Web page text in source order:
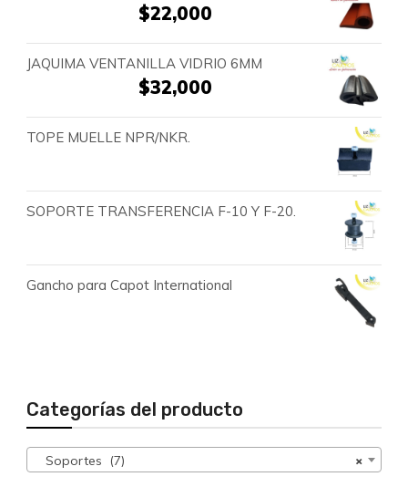
$22,000
JAQUIMA VENTANILLA VIDRIO 6MM
$32,000
TOPE MUELLE NPR/NKR.
SOPORTE TRANSFERENCIA F-10 Y F-20.
Gancho para Capot International
Categorías del producto
×
Soportes (7)